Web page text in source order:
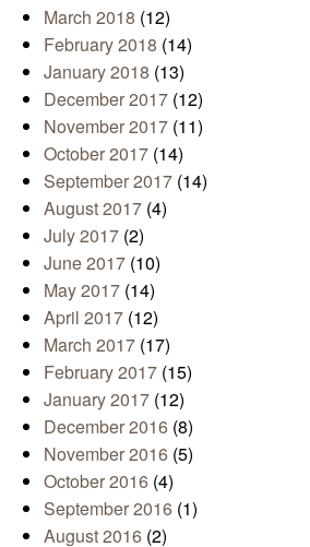
March 2018 (12)
February 2018 (14)
January 2018 (13)
December 2017 (12)
November 2017 (11)
October 2017 (14)
September 2017 (14)
August 2017 (4)
July 2017 (2)
June 2017 (10)
May 2017 (14)
April 2017 (12)
March 2017 (17)
February 2017 (15)
January 2017 (12)
December 2016 (8)
November 2016 (5)
October 2016 (4)
September 2016 (1)
August 2016 (2)